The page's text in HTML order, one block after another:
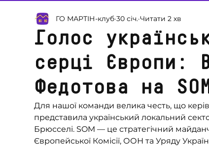
Соціальне підприємництво Історії бенефіціарів
Мистецький напрямок Права людини
Голос
серці Європи:
Федотова на
ГО МАРТІН-клуб 30 січ. Читати 2 хв
Для нашої команди велика честь, що
представила український локальний
Брюсселі. SOM — це стратегічний
Європейської Комісії, ООН та Уряду